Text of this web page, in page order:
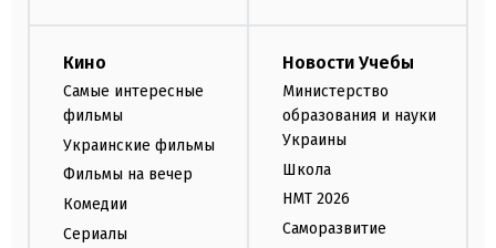
Кино
Самые интересные
фильмы
Украинские фильмы
Фильмы на вечер
Комедии
Сериалы
Новости Учебы
Министерство
образования и науки
Украины
Школа
НМТ 2026
Саморазвитие